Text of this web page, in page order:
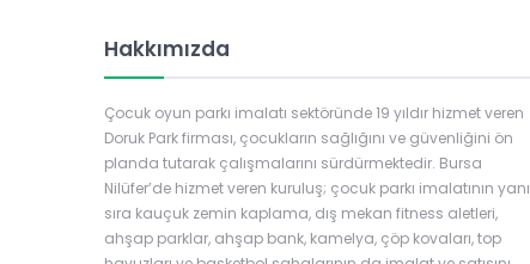
Hakkımızda
Çocuk oyun parkı imalatı sektöründe 19 yıldır hizmet veren
Doruk Park firması, çocukların sağlığını ve güvenliğini ön
planda tutarak çalışmalarını sürdürmektedir. Bursa
Nilüfer’de hizmet veren kuruluş; çocuk parkı imalatının yanı
sıra kauçuk zemin kaplama, dış mekan fitness aletleri,
ahşap parklar, ahşap bank, kamelya, çöp kovaları, top
Müşteri Temsilcisi